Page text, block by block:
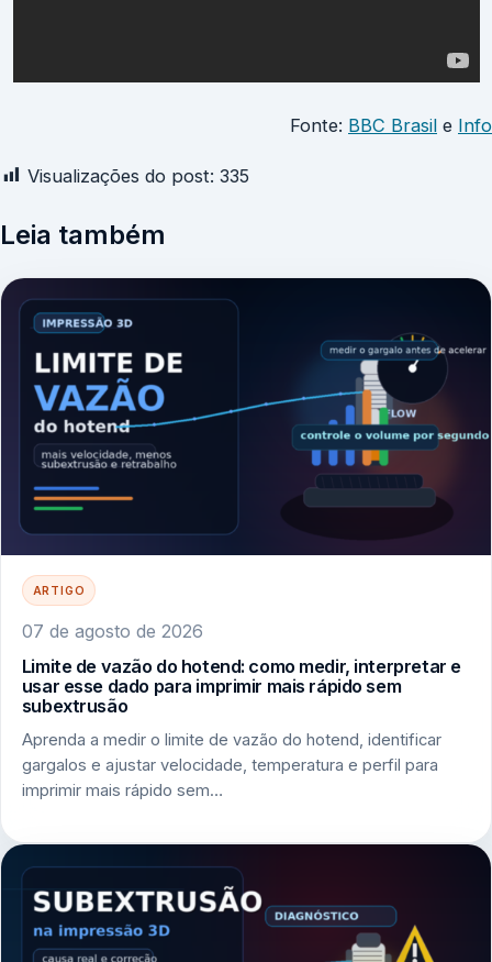
Fonte: BBC Brasil e Info
Visualizações do post: 335
Leia também
ARTIGO
07 de agosto de 2026
Limite de vazão do hotend: como medir, interpretar e
usar esse dado para imprimir mais rápido sem
subextrusão
Aprenda a medir o limite de vazão do hotend, identificar
gargalos e ajustar velocidade, temperatura e perfil para
imprimir mais rápido sem…